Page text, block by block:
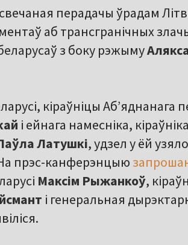
перадачы ўрадам
аб трансгранічных
з боку рэжыму
кіраўніцы Аб’яднанага
і ейнага намесніка,
Латушкі, удзел у ёй
прэс-канферэнцыю
Максім Рыжанкоў,
і генеральная